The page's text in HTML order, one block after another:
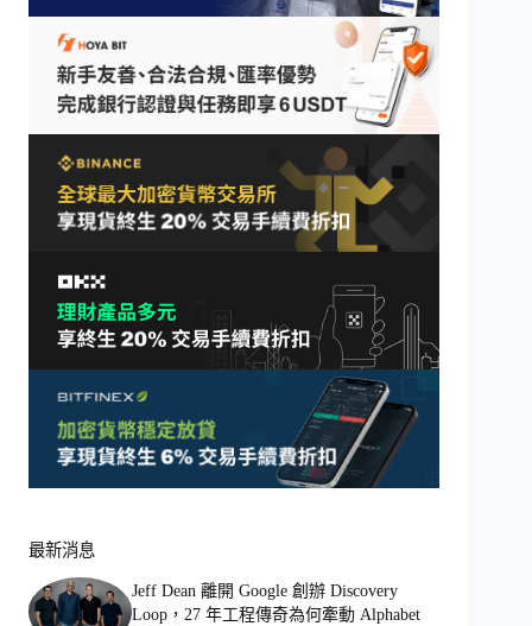
最新消息
Jeff Dean 離開 Google 創辦 Discovery
Loop，27 年工程傳奇為何牽動 Alphabet